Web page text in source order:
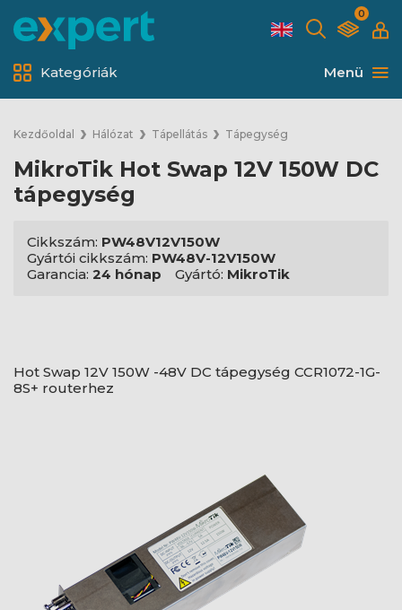
0
Menü
Kategóriák
Kezdőoldal Hálózat Tápellátás Tápegység
MikroTik Hot Swap 12V 150W DC
tápegység
Cikkszám: PW48V12V150W
Gyártói cikkszám: PW48V-12V150W
Garancia: 24 hónap Gyártó: MikroTik
Hot Swap 12V 150W -48V DC tápegység CCR1072-1G-
8S+ routerhez